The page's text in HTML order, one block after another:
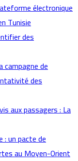
électronique
Tunisie
des
campagne de
des
aux passagers : La
: un pacte de
au Moyen-Orient